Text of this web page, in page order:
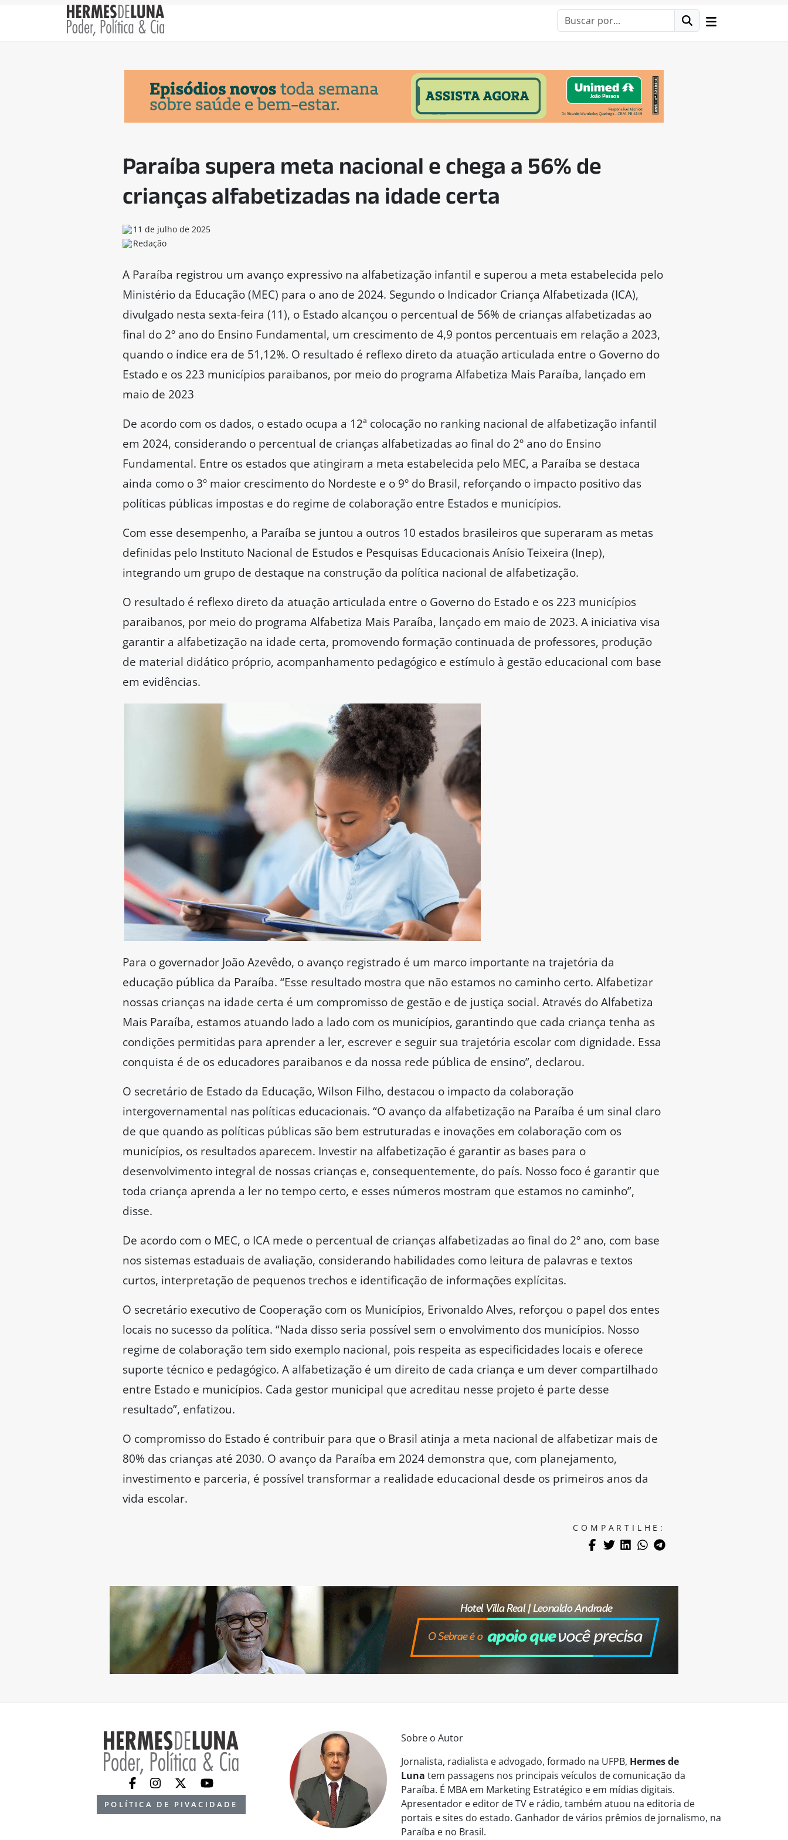
Paraíba supera meta nacional e chega a 56% de
crianças alfabetizadas na idade certa
11 de julho de 2025
Redação
A Paraíba registrou um avanço expressivo na alfabetização infantil e superou a meta estabelecida pelo
Ministério da Educação (MEC) para o ano de 2024. Segundo o Indicador Criança Alfabetizada (ICA),
divulgado nesta sexta-feira (11), o Estado alcançou o percentual de 56% de crianças alfabetizadas ao
final do 2º ano do Ensino Fundamental, um crescimento de 4,9 pontos percentuais em relação a 2023,
quando o índice era de 51,12%. O resultado é reflexo direto da atuação articulada entre o Governo do
Estado e os 223 municípios paraibanos, por meio do programa Alfabetiza Mais Paraíba, lançado em
maio de 2023
De acordo com os dados, o estado ocupa a 12ª colocação no ranking nacional de alfabetização infantil
em 2024, considerando o percentual de crianças alfabetizadas ao final do 2º ano do Ensino
Fundamental. Entre os estados que atingiram a meta estabelecida pelo MEC, a Paraíba se destaca
ainda como o 3º maior crescimento do Nordeste e o 9º do Brasil, reforçando o impacto positivo das
políticas públicas impostas e do regime de colaboração entre Estados e municípios.
Com esse desempenho, a Paraíba se juntou a outros 10 estados brasileiros que superaram as metas
definidas pelo Instituto Nacional de Estudos e Pesquisas Educacionais Anísio Teixeira (Inep),
integrando um grupo de destaque na construção da política nacional de alfabetização.
O resultado é reflexo direto da atuação articulada entre o Governo do Estado e os 223 municípios
paraibanos, por meio do programa Alfabetiza Mais Paraíba, lançado em maio de 2023. A iniciativa visa
garantir a alfabetização na idade certa, promovendo formação continuada de professores, produção
de material didático próprio, acompanhamento pedagógico e estímulo à gestão educacional com base
em evidências.
Para o governador João Azevêdo, o avanço registrado é um marco importante na trajetória da
educação pública da Paraíba. “Esse resultado mostra que não estamos no caminho certo. Alfabetizar
nossas crianças na idade certa é um compromisso de gestão e de justiça social. Através do Alfabetiza
Mais Paraíba, estamos atuando lado a lado com os municípios, garantindo que cada criança tenha as
condições permitidas para aprender a ler, escrever e seguir sua trajetória escolar com dignidade. Essa
conquista é de os educadores paraibanos e da nossa rede pública de ensino”, declarou.
O secretário de Estado da Educação, Wilson Filho, destacou o impacto da colaboração
intergovernamental nas políticas educacionais. “O avanço da alfabetização na Paraíba é um sinal claro
de que quando as políticas públicas são bem estruturadas e inovações em colaboração com os
municípios, os resultados aparecem. Investir na alfabetização é garantir as bases para o
desenvolvimento integral de nossas crianças e, consequentemente, do país. Nosso foco é garantir que
toda criança aprenda a ler no tempo certo, e esses números mostram que estamos no caminho”,
disse.
De acordo com o MEC, o ICA mede o percentual de crianças alfabetizadas ao final do 2º ano, com base
nos sistemas estaduais de avaliação, considerando habilidades como leitura de palavras e textos
curtos, interpretação de pequenos trechos e identificação de informações explícitas.
O secretário executivo de Cooperação com os Municípios, Erivonaldo Alves, reforçou o papel dos entes
locais no sucesso da política. “Nada disso seria possível sem o envolvimento dos municípios. Nosso
regime de colaboração tem sido exemplo nacional, pois respeita as especificidades locais e oferece
suporte técnico e pedagógico. A alfabetização é um direito de cada criança e um dever compartilhado
entre Estado e municípios. Cada gestor municipal que acreditau nesse projeto é parte desse
resultado”, enfatizou.
O compromisso do Estado é contribuir para que o Brasil atinja a meta nacional de alfabetizar mais de
80% das crianças até 2030. O avanço da Paraíba em 2024 demonstra que, com planejamento,
investimento e parceria, é possível transformar a realidade educacional desde os primeiros anos da
vida escolar.
COMPARTILHE:
POLÍTICA DE PIVACIDADE
Sobre o Autor
Jornalista, radialista e advogado, formado na UFPB, Hermes de
Luna tem passagens nos principais veículos de comunicação da
Paraíba. É MBA em Marketing Estratégico e em mídias digitais.
Apresentador e editor de TV e rádio, também atuou na editoria de
portais e sites do estado. Ganhador de vários prêmios de jornalismo, na
Paraíba e no Brasil.